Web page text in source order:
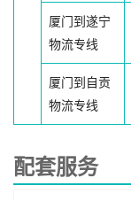
厦门到遂宁
物流专线
厦门到自贡
物流专线
配套服务